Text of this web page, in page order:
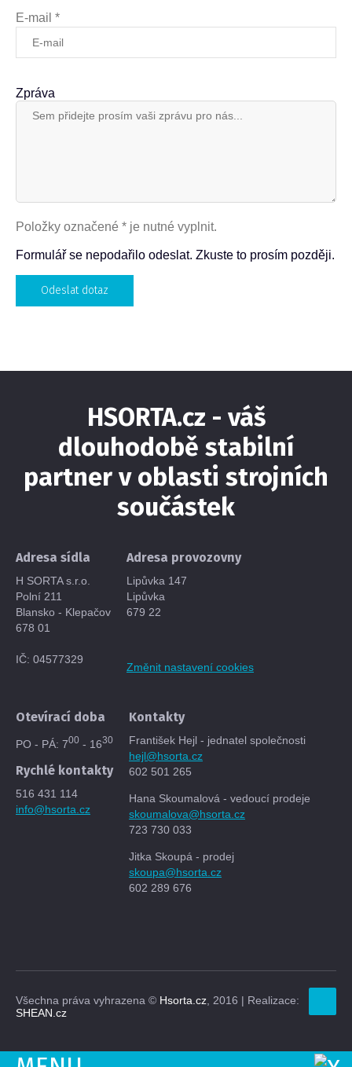
E-mail *
Zpráva
Položky označené * je nutné vyplnit.
Formulář se nepodařilo odeslat. Zkuste to prosím později.
Odeslat dotaz
HSORTA.cz - váš
dlouhodobě stabilní
partner v oblasti strojních
součástek
Adresa sídla
H SORTA s.r.o.
Polní 211
Blansko - Klepačov
678 01
IČ: 04577329
Adresa provozovny
Lipůvka 147
Lipůvka
679 22
Změnit nastavení cookies
Otevírací doba
PO - PÁ: 700 - 1630
Rychlé kontakty
516 431 114
info@hsorta.cz
Kontakty
František Hejl - jednatel společnosti
hejl@hsorta.cz
602 501 265
Hana Skoumalová - vedoucí prodeje
skoumalova@hsorta.cz
723 730 033
Jitka Skoupá - prodej
skoupa@hsorta.cz
602 289 676
Všechna práva vyhrazena © Hsorta.cz , 2016 | Realizace:
SHEAN.cz